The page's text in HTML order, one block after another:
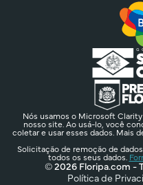
Nós usamos o Microsoft
nosso site. Ao usá-lo, você
coletar e usar esses dados. Mais
Solicitação de remoção de
todos os seus dados.
© 2026 Floripa.com -
Política de